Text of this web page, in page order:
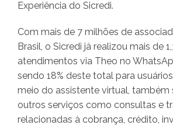
Experiência do Sicredi.
Com mais de 7 milhões de
Brasil, o Sicredi já realizou mais de
atendimentos via Theo no
sendo 18% deste total para
meio do assistente virtual, também
outros serviços como consultas e
relacionadas à cobrança, crédito,